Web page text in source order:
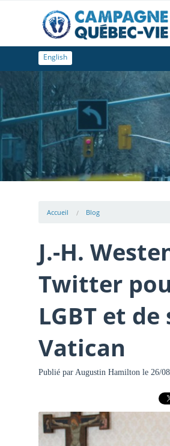
English
Accueil Blog
J.-H.
Twitter
LGBT et
Vatican
Publié par Augustin Hamiltonle 26/